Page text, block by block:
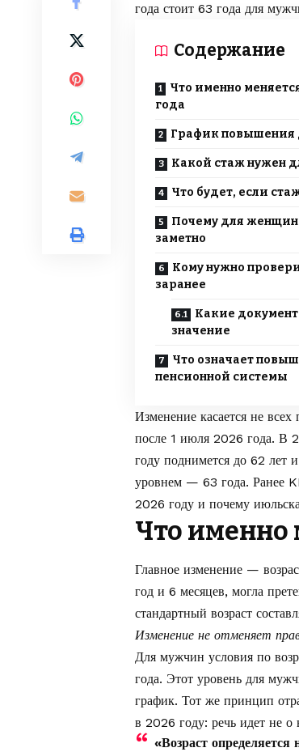
года стоит 63 года для
Содержание
Что именно
года
График повышения
Какой стаж нужен
Что будет, если
Почему для женщин
заметно
Кому нужно
заранее
Какие
значение
Что означает
пенсионной системы
Изменение касается не
после 1 июля 2026 года. В
году поднимется до 62 лет
уровнем — 63 года. Ранее
2026 году и почему
Что именно
Главное изменение —
год и 6 месяцев, могла
стандартный возраст
Изменение не отменяет
Для мужчин условия по
года. Этот уровень для
график. Тот же принцип
в 2026 году: речь идет не о
«Возраст